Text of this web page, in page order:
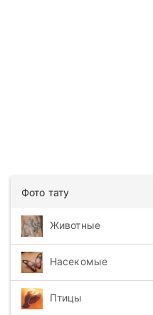
Фото тату
Животные
Насекомые
Птицы